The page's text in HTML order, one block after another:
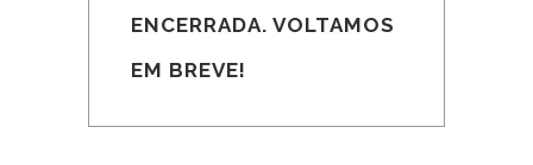
ENCERRADA. VOLTAMOS
EM BREVE!